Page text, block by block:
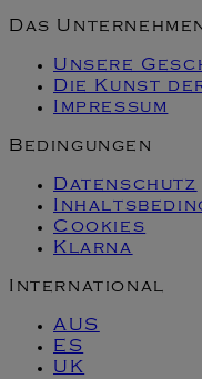
Das
Unsere
Die Kunst
Impressum
Bedingungen
Datenschutz
Cookies
Klarna
International
AUS
ES
UK